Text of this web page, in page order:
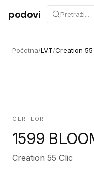
Preskoči na sadržaj
podovi
Početna/LVT/Creation
GERFLOR
1599
Creation 55 Clic